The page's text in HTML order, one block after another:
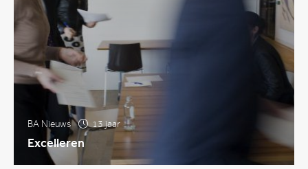
BA Nieuws 13 jaar
Excelleren